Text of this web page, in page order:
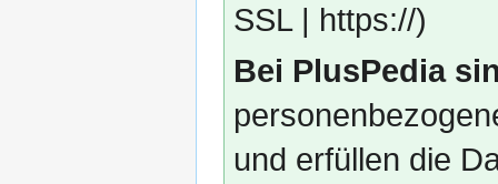
SSL | https://)
Bei PlusPedia
und erfüllen die